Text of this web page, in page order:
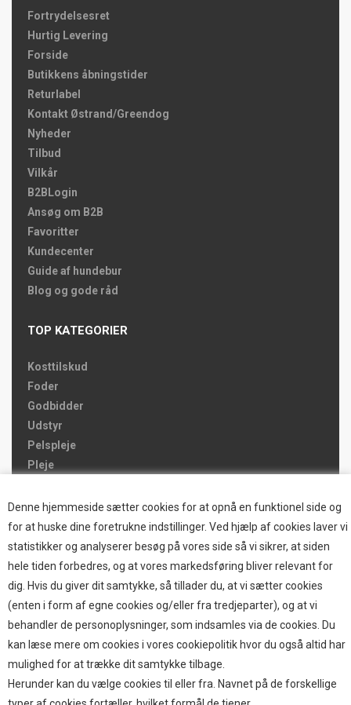
Denne hjemmeside sætter cookies for at opnå en funktionel side og
for at huske dine foretrukne indstillinger. Ved hjælp af cookies laver vi
statistikker og analyserer besøg på vores side så vi sikrer, at siden
hele tiden forbedres, og at vores markedsføring bliver relevant for
dig. Hvis du giver dit samtykke, så tillader du, at vi sætter cookies
(enten i form af egne cookies og/eller fra tredjeparter), og at vi
behandler de personoplysninger, som indsamles via de cookies. Du
kan læse mere om cookies i vores cookiepolitik hvor du også altid har
mulighed for at trække dit samtykke tilbage.
Herunder kan du vælge cookies til eller fra. Navnet på de forskellige
Fortrydelsesret
Hurtig Levering
Forside
Butikkens åbningstider
Returlabel
Kontakt Østrand/Greendog
Nyheder
Tilbud
Vilkår
B2BLogin
Ansøg om B2B
Favoritter
Kundecenter
Guide af hundebur
Blog og gode råd
TOP KATEGORIER
Kosttilskud
Foder
Godbidder
Udstyr
Pelspleje
Pleje
Brands
TOP BRANDS
HOKAMIX
HVALPESTART RAIZUP
Thule hundbure
GRAU
STARMARK
VARIOCAGE-MIMSAFE